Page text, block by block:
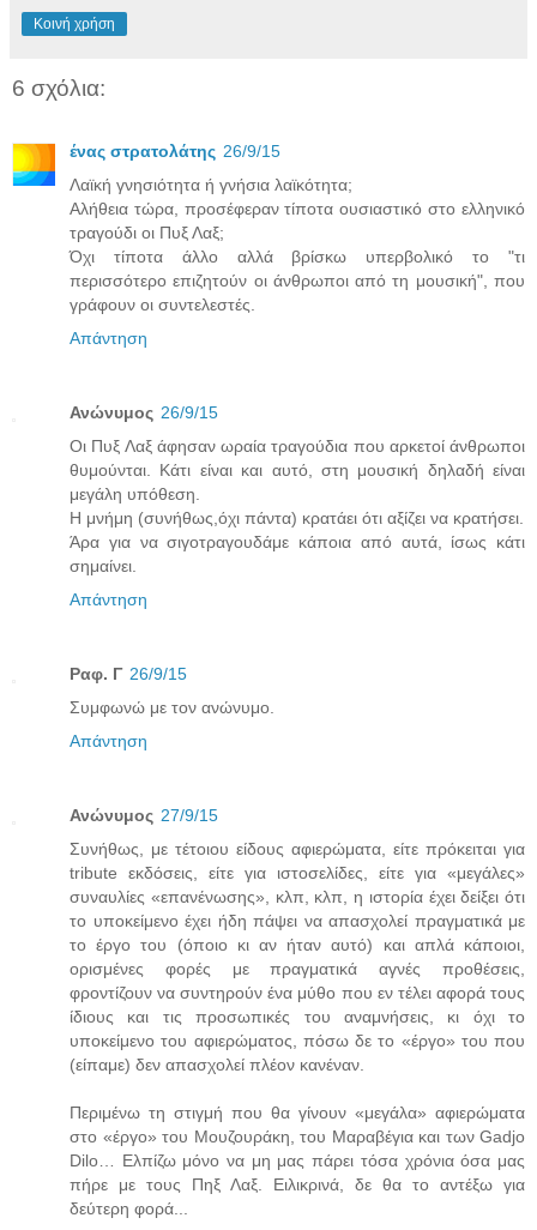
Κοινή χρήση
6 σχόλια:
ένας στρατολάτης 26/9/15
Λαϊκή γνησιότητα ή γνήσια λαϊκότητα;
Αλήθεια τώρα, προσέφεραν τίποτα ουσιαστικό στο ελληνικό
τραγούδι οι Πυξ Λαξ;
Όχι τίποτα άλλο αλλά βρίσκω υπερβολικό το "τι
περισσότερο επιζητούν οι άνθρωποι από τη μουσική", που
γράφουν οι συντελεστές.
Απάντηση
Ανώνυμος 26/9/15
Οι Πυξ Λαξ άφησαν ωραία τραγούδια που αρκετοί άνθρωποι
θυμούνται. Κάτι είναι και αυτό, στη μουσική δηλαδή είναι
μεγάλη υπόθεση.
Η μνήμη (συνήθως,όχι πάντα) κρατάει ότι αξίζει να κρατήσει.
Άρα για να σιγοτραγουδάμε κάποια από αυτά, ίσως κάτι
σημαίνει.
Απάντηση
Ραφ. Γ 26/9/15
Συμφωνώ με τον ανώνυμο.
Απάντηση
Ανώνυμος 27/9/15
Συνήθως, με τέτοιου είδους αφιερώματα, είτε πρόκειται για
tribute εκδόσεις, είτε για ιστοσελίδες, είτε για «μεγάλες»
συναυλίες «επανένωσης», κλπ, κλπ, η ιστορία έχει δείξει ότι
το υποκείμενο έχει ήδη πάψει να απασχολεί πραγματικά με
το έργο του (όποιο κι αν ήταν αυτό) και απλά κάποιοι,
ορισμένες φορές με πραγματικά αγνές προθέσεις,
φροντίζουν να συντηρούν ένα μύθο που εν τέλει αφορά τους
ίδιους και τις προσωπικές του αναμνήσεις, κι όχι το
υποκείμενο του αφιερώματος, πόσω δε το «έργο» του που
(είπαμε) δεν απασχολεί πλέον κανέναν.
Περιμένω τη στιγμή που θα γίνουν «μεγάλα» αφιερώματα
στο «έργο» του Μουζουράκη, του Μαραβέγια και των Gadjo
Dilo… Ελπίζω μόνο να μη μας πάρει τόσα χρόνια όσα μας
πήρε με τους Πηξ Λαξ. Ειλικρινά, δε θα το αντέξω για
δεύτερη φορά...